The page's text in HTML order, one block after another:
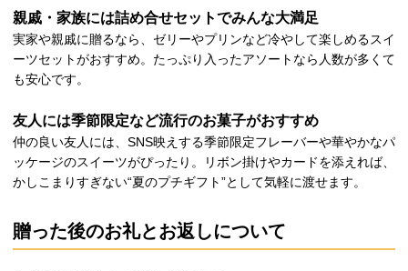
親戚・家族には詰め合せセットでみんな大満足
実家や親戚に贈るなら、ゼリーやプリンなど冷やして楽しめるスイ
ーツセットがおすすめ。たっぷり入ったアソートなら人数が多くて
も安心です。
友人には季節限定など流行のお菓子がおすすめ
仲の良い友人には、SNS映えする季節限定フレーバーや華やかなパ
ッケージのスイーツがぴったり。リボン掛けやカードを添えれば、
かしこまりすぎない“夏のプチギフト”として気軽に渡せます。
贈った後のお礼とお返しについて